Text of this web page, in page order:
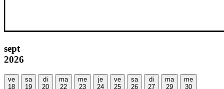
sept
2026
ve
18
sa
19
di
20
ma
22
me
23
je
24
ve
25
sa
26
di
27
ma
29
me
30